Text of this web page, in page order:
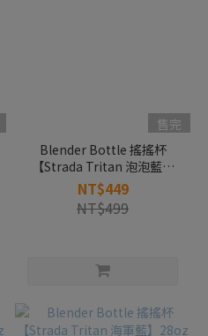
售完
Blender Bottle 搖搖杯
【Strada Tritan 泡泡藍】
28oz
NT$449
NT$499